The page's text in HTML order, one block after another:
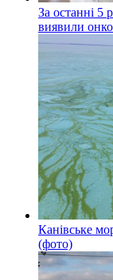
За останні 5
виявили
Канівське
(фото)